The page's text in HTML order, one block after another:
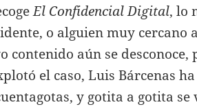
El Confidencial Digital, lo
o alguien muy cercano
contenido aún se desconoce,
el caso, Luis Bárcenas
y gotita a gotita se